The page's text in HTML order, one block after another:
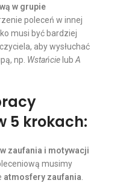
w grupie
poleceń w innej
musi być bardziej
aby wysłuchać
np. Wstańcie lubA
5 krokach:
zaufania i motywacji
musimy
atmosfery zaufania.